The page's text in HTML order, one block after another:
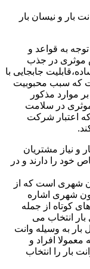
بار و نیسان بار
به قواعد و
در جذب
جابجایی با
که سبب محبوبیت
موارد مذکور
در سلامت
اعتبار شرکت
و نیاز مشتریان
خود را دارند و در
شهری است که از
شهری اشاره
کوتاه از جمله
انتخاب می
به وسیله وانت
افراد و
بار را انتخاب